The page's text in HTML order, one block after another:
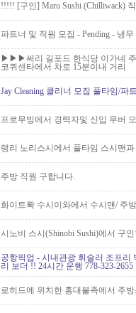
!!!!! [구인] Maru Sushi (Chilliwack)
파트너 및 직원 모집 - Pending - 냉무
▶▶▶써리 길포드 한식당 이가네
코퀴센타에서 차로 15분이내 거리
Jay Cleaning 클리너 모집 풀타임/파
프로무빙에서 경력자및 신입 무버
랭리 노리스시에서 풀타임 스시맨
주방 직원 구합니다.
화이트롹 수시이와에서 수시맨/ 주
시노비 스시(Shinobi Sushi)에서 구
공항픽업 - 시내관광 휘슬러 조프
리 보더 !! 24시간 운행 778-323-2655
로히드에 위치한 홍대불족에서 주